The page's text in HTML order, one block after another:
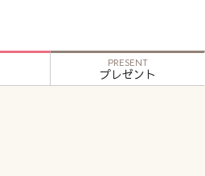
PRESENT
プレゼント